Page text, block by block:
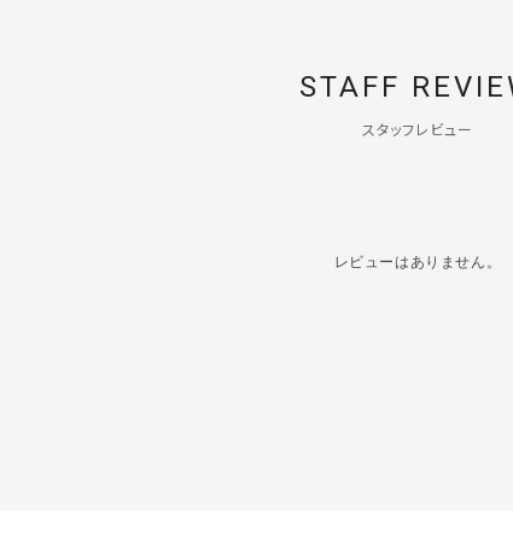
STAFF
スタッフレビュー
レビューはありません。